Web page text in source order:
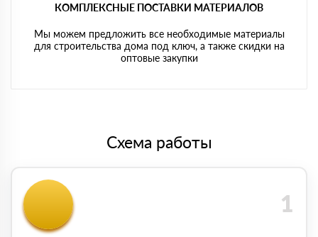
КОМПЛЕКСНЫЕ ПОСТАВКИ МАТЕРИАЛОВ
Мы можем предложить все необходимые материалы
для строительства дома под ключ, а также скидки на
оптовые закупки
Схема работы